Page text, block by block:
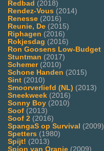
Redbad (2018)
Rendez-Vous (2014)
Renesse (2016)
Reunie, De (2015)
Riphagen (2016)
Rokjesdag (2016)
Ron Goosens Low-Budget
Stuntman (2017)
Schemer(2010)
Schone Handen (2015)
Sint (2010)
Smoorverliefd (NL) (2013)
Sneekweek (2016)
Sonny Boy (2010)
Soof (2013)
Soof 2 (2016)
SpangaS op Survival (2009)
Spetters (1980)
Spijt! (2013)
Spion van Oranje (2009)